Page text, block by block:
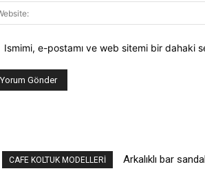
Ismimi, e-postamı ve web sitemi bir dahaki
CAFE KOLTUK MODELLERI Arkalıklı bar